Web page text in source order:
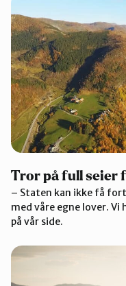
Tror på full seier
– Staten kan ikke få
med våre egne lover.
på vår side.